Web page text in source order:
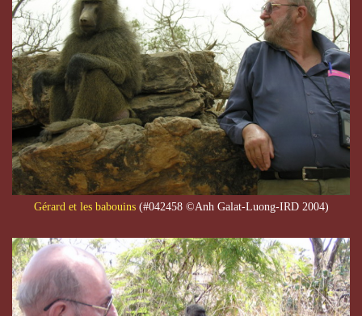
Gérard et les babouins (#042458 ©Anh Galat-Luong-IRD 2004)